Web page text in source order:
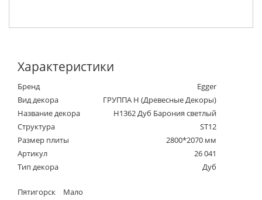
Характеристики
Бренд
Egger
Вид декора
ГРУППА Н (Древесные Декоры)
Название декора
H1362 Дуб Барония светлый
Структура
ST12
Размер плиты
2800*2070 мм
Артикул
26 041
Тип декора
Дуб
Пятигорск
Мало